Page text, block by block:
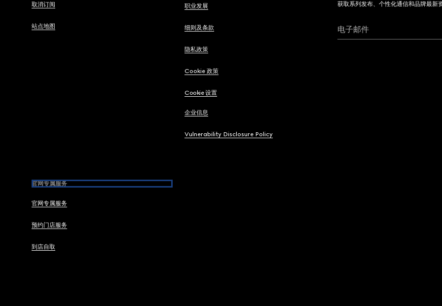
取消订阅
站点地图
职业发展
细则及条款
隐私政策
Cookie 政策
Cookie 设置
企业信息
Vulnerability Disclosure Policy
官网专属服务
官网专属服务
预约门店服务
到店自取
获取系列发布、个性化通信和品牌最新
电子邮件